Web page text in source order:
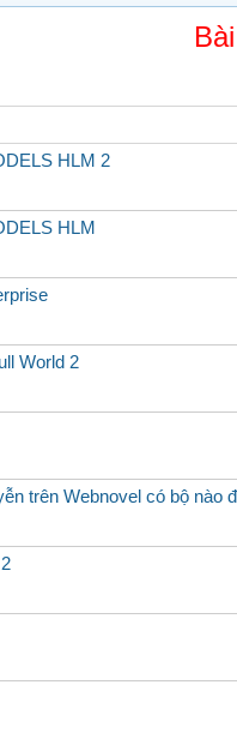
HLM 2
HLM
World 2
trên Webnovel có bộ nào